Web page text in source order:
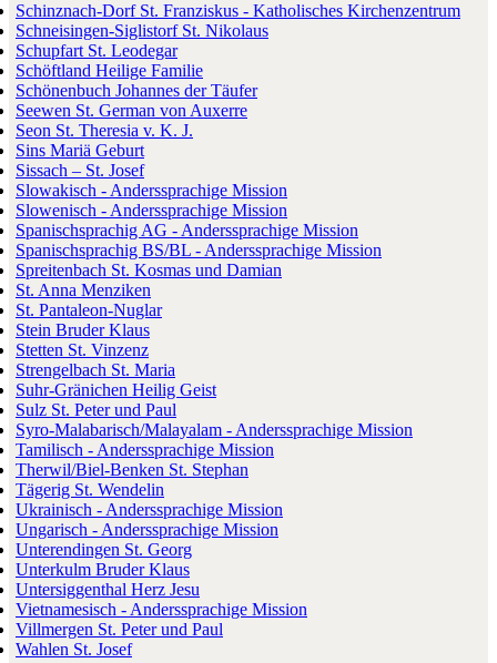
Schinznach-Dorf St. Franziskus - Katholisches Kirchenzentrum
Schneisingen-Siglistorf St. Nikolaus
Schupfart St. Leodegar
Schöftland Heilige Familie
Schönenbuch Johannes der Täufer
Seewen St. German von Auxerre
Seon St. Theresia v. K. J.
Sins Mariä Geburt
Sissach – St. Josef
Slowakisch - Anderssprachige Mission
Slowenisch - Anderssprachige Mission
Spanischsprachig AG - Anderssprachige Mission
Spanischsprachig BS/BL - Anderssprachige Mission
Spreitenbach St. Kosmas und Damian
St. Anna Menziken
St. Pantaleon-Nuglar
Stein Bruder Klaus
Stetten St. Vinzenz
Strengelbach St. Maria
Suhr-Gränichen Heilig Geist
Sulz St. Peter und Paul
Syro-Malabarisch/Malayalam - Anderssprachige Mission
Tamilisch - Anderssprachige Mission
Therwil/Biel-Benken St. Stephan
Tägerig St. Wendelin
Ukrainisch - Anderssprachige Mission
Ungarisch - Anderssprachige Mission
Unterendingen St. Georg
Unterkulm Bruder Klaus
Untersiggenthal Herz Jesu
Vietnamesisch - Anderssprachige Mission
Villmergen St. Peter und Paul
Wahlen St. Josef